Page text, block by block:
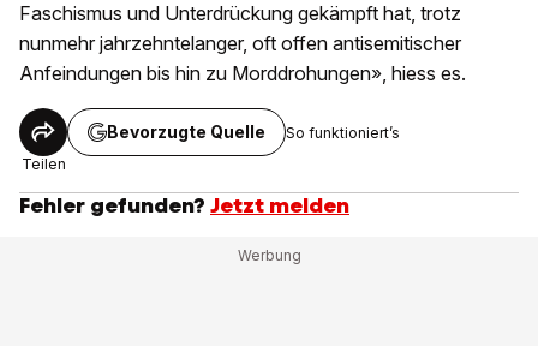
Faschismus und Unterdrückung gekämpft hat, trotz
nunmehr jahrzehntelanger, oft offen antisemitischer
Anfeindungen bis hin zu Morddrohungen», hiess es.
Teilen
Bevorzugte Quelle So funktioniert’s
Fehler gefunden? Jetzt melden